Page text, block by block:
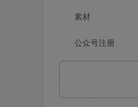
素材
公众号注册